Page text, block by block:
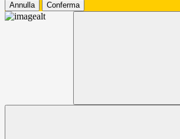
Annulla Conferma